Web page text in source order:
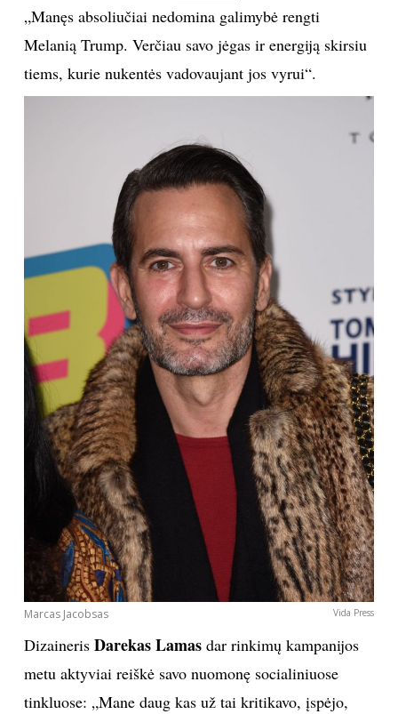
RECEPTAI
VAIKAI
PRIVATUMO POLITIKA
Sekite mus:
PRENUMERUOK
NAUJIENLAIŠKĮ
Prenumeruodami portalą,
Jūs sutinkate su
taisyklėmis
„Manęs absoliučiai nedomina galimybė rengti
Melanią Trump. Verčiau savo jėgas ir energiją skirsiu
tiems, kurie nukentės vadovaujant jos vyrui“.
Marcas Jacobsas Vida Press
Dizaineris Darekas Lamasdar rinkimų kampanijos
metu aktyviai reiškė savo nuomonę socialiniuose
tinkluose: „Mane daug kas už tai kritikavo, įspėjo,